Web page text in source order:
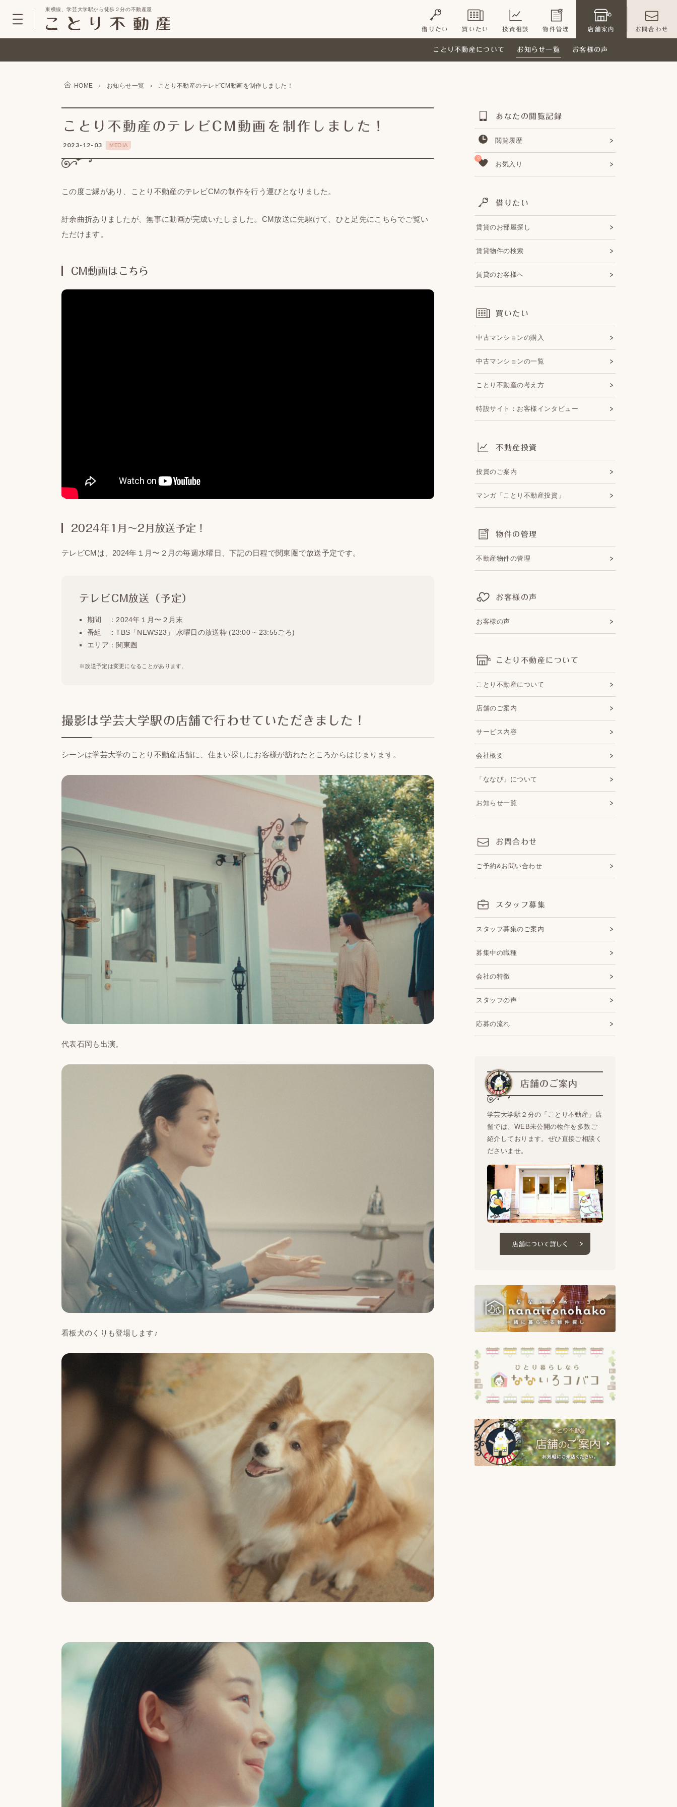
東横線、学芸大学駅から徒歩２分の不動産屋
借りたい 買いたい 投資相談 物件管理 店舗案内 お問合わせ
ことり不動産について お知らせ一覧 お客様の声
HOME › お知らせ一覧 › ことり不動産のテレビCM動画を制作しました！
ことり不動産のテレビCM動画を制作しました！
2023-12-03 MEDIA
この度ご縁があり、ことり不動産のテレビCMの制作を行う運びとなりました。
紆余曲折ありましたが、無事に動画が完成いたしました。CM放送に先駆けて、ひと足先にこちらでご覧い
ただけます。
CM動画はこちら
2024年1月〜2月放送予定！
テレビCMは、2024年１月〜２月の毎週水曜日、下記の日程で関東圏で放送予定です。
テレビCM放送（予定）
期間 ：2024年１月〜２月末
番組 ：TBS「NEWS23」 水曜日の放送枠 (23:00 ~ 23:55ごろ)
エリア：関東圏
※放送予定は変更になることがあります。
撮影は学芸大学駅の店舗で行わせていただきました！
シーンは学芸大学のことり不動産店舗に、住まい探しにお客様が訪れたところからはじまります。
代表石岡も出演。
看板犬のくりも登場します♪
あなたの閲覧記録
閲覧履歴
0
お気入り
借りたい
賃貸のお部屋探し
賃貸物件の検索
賃貸のお客様へ
買いたい
中古マンションの購入
中古マンションの一覧
ことり不動産の考え方
特設サイト：お客様インタビュー
不動産投資
投資のご案内
マンガ「ことり不動産投資」
物件の管理
不動産物件の管理
お客様の声
お客様の声
ことり不動産について
ことり不動産について
店舗のご案内
サービス内容
会社概要
「ななぴ」について
お知らせ一覧
お問合わせ
ご予約&お問い合わせ
スタッフ募集
スタッフ募集のご案内
募集中の職種
会社の特徴
スタッフの声
応募の流れ
店舗のご案内
学芸大学駅２分の「ことり不動産」店
舗では、WEB未公開の物件を多数ご
紹介しております。ぜひ直接ご相談く
ださいませ。
店舗について詳しく